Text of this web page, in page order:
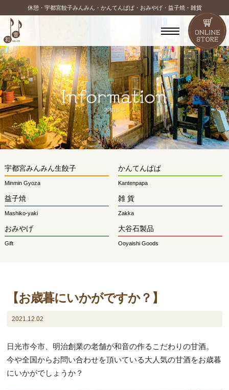
休憩・宇都宮餃子みんみん・かんてんぱぱ・おみやげ・益子焼・雑貨
宇都宮みんみん生餃子
Minmin Gyoza
かんてんぱぱ
Kantenpapa
益子焼
Mashiko-yaki
雑 貨
Zakka
おみやげ
Gift
大谷石製品
Ooyaishi Goods
【お歳暮にいかがですか？】
2021.12.02
日光市今市、明治創業の老舗が和音の作るこだわりの甘酒。
今や全国からお問い合わせを頂いている大人気の甘酒をお歳暮
にいかがでしょうか？